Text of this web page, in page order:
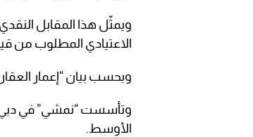
ويمثّل هذا المقابل
الاعتيادي المطلوب من قيمة
وبحسب بيان “إعمار
الأوسط.